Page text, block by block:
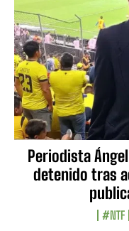
Periodista
detenido tras
#NTF